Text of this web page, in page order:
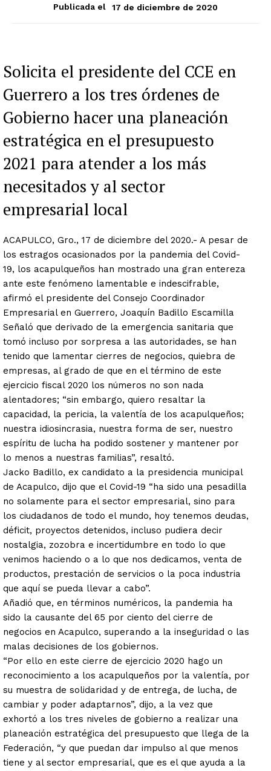
Publicada el
17 de diciembre de 2020
Solicita el presidente del CCE en
Guerrero a los tres órdenes de
Gobierno hacer una planeación
estratégica en el presupuesto
2021 para atender a los más
necesitados y al sector
empresarial local
ACAPULCO, Gro., 17 de diciembre del 2020.- A pesar de
los estragos ocasionados por la pandemia del Covid-
19, los acapulqueños han mostrado una gran entereza
ante este fenómeno lamentable e indescifrable,
afirmó el presidente del Consejo Coordinador
Empresarial en Guerrero, Joaquín Badillo Escamilla
Señaló que derivado de la emergencia sanitaria que
tomó incluso por sorpresa a las autoridades, se han
tenido que lamentar cierres de negocios, quiebra de
empresas, al grado de que en el término de este
ejercicio fiscal 2020 los números no son nada
alentadores; “sin embargo, quiero resaltar la
capacidad, la pericia, la valentía de los acapulqueños;
nuestra idiosincrasia, nuestra forma de ser, nuestro
espíritu de lucha ha podido sostener y mantener por
lo menos a nuestras familias”, resaltó.
Jacko Badillo, ex candidato a la presidencia municipal
de Acapulco, dijo que el Covid-19 “ha sido una pesadilla
no solamente para el sector empresarial, sino para
los ciudadanos de todo el mundo, hoy tenemos deudas,
déficit, proyectos detenidos, incluso pudiera decir
nostalgia, zozobra e incertidumbre en todo lo que
venimos haciendo o a lo que nos dedicamos, venta de
productos, prestación de servicios o la poca industria
que aquí se pueda llevar a cabo”.
Añadió que, en términos numéricos, la pandemia ha
sido la causante del 65 por ciento del cierre de
negocios en Acapulco, superando a la inseguridad o las
malas decisiones de los gobiernos.
“Por ello en este cierre de ejercicio 2020 hago un
reconocimiento a los acapulqueños por la valentía, por
su muestra de solidaridad y de entrega, de lucha, de
cambiar y poder adaptarnos”, dijo, a la vez que
exhortó a los tres niveles de gobierno a realizar una
planeación estratégica del presupuesto que llega de la
Federación, “y que puedan dar impulso al que menos
tiene y al sector empresarial, que es el que ayuda a la